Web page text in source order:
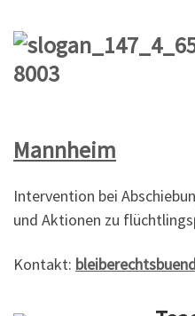
Mannheim
Intervention bei
und Aktionen zu
Kontakt: